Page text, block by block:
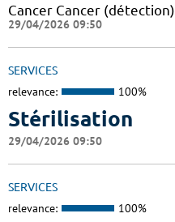
Cancer Cancer (détection)
29/04/2026 09:50
SERVICES
relevance: 100%
Stérilisation
29/04/2026 09:50
SERVICES
relevance: 100%